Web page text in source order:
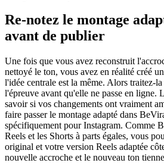
Re-notez le montage
avant de publier
Une fois que vous avez reconstruit
nettoyé le ton, vous avez en réalité créé
l'idée centrale est la même. Alors traitez-
l'épreuve avant qu'elle ne passe en ligne.
savoir si vos changements ont vraiment
faire passer le montage adapté dans
spécifiquement pour Instagram. Comme
Reels et les Shorts à parts égales, vous
original et votre version Reels adaptée
nouvelle accroche et le nouveau ton